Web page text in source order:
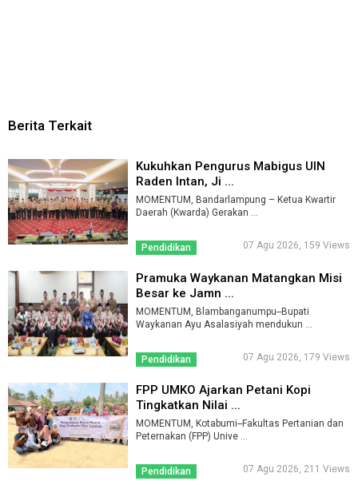
Berita Terkait
Kukuhkan Pengurus Mabigus UIN
Raden Intan, Ji ...
MOMENTUM, Bandarlampung – Ketua Kwartir
Daerah (Kwarda) Gerakan ...
Pendidikan 07 Agu 2026, 159 Views
Pramuka Waykanan Matangkan Misi
Besar ke Jamn ...
MOMENTUM, Blambanganumpu--Bupati
Waykanan Ayu Asalasiyah mendukun ...
Pendidikan 07 Agu 2026, 179 Views
FPP UMKO Ajarkan Petani Kopi
Tingkatkan Nilai ...
MOMENTUM, Kotabumi--Fakultas Pertanian dan
Peternakan (FPP) Unive ...
Pendidikan 07 Agu 2026, 211 Views